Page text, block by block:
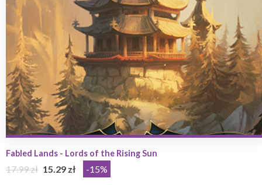
Fabled Lands - Lords of the Rising Sun
17.99 zł 15.29 zł -15%